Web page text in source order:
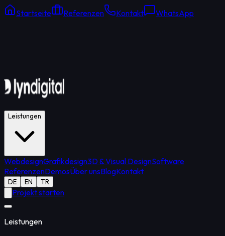
Startseite Referenzen Kontakt WhatsApp
Leistungen
WebdesignGrafikdesign3D & Visual DesignSoftware
ReferenzenDemosÜber unsBlogKontakt
DE EN TR
Projekt starten
Leistungen